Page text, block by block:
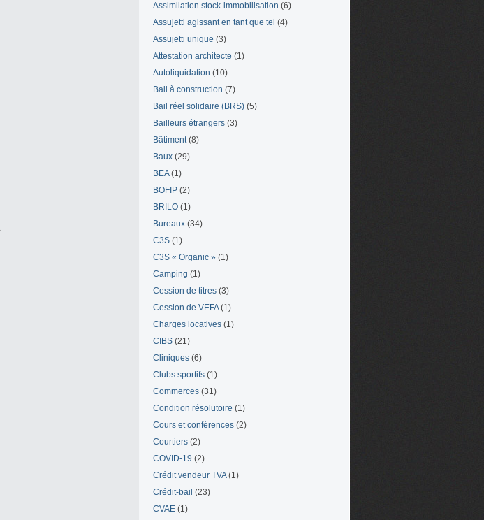
Assimilation stock-immobilisation (6)
Assujetti agissant en tant que tel (4)
Assujetti unique (3)
Attestation architecte (1)
Autoliquidation (10)
Bail à construction (7)
Bail réel solidaire (BRS) (5)
Bailleurs étrangers (3)
Bâtiment(8)
Baux (29)
BEA(1)
BOFIP (2)
BRILO (1)
Bureaux (34)
C3S (1)
C3S « Organic » (1)
Camping (1)
Cession de titres (3)
Cession de VEFA(1)
Charges locatives (1)
CIBS (21)
Cliniques (6)
Clubs sportifs (1)
Commerces (31)
Condition résolutoire (1)
Cours et conférences (2)
Courtiers (2)
COVID-19 (2)
Crédit vendeur TVA(1)
Crédit-bail (23)
CVAE (1)